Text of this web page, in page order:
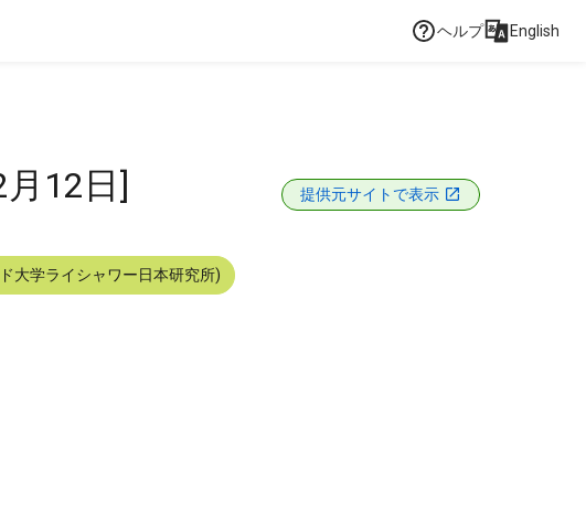
ヘルプ English
12日] 提供元サイトで表示
大学ライシャワー日本研究所)